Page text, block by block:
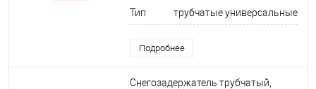
Тип трубчатые универсальные
Подробнее
Снегозадержатель трубчатый,